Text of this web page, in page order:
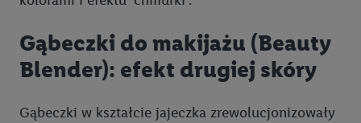
Gąbeczki do makijażu (Beauty
Blender): efekt drugiej skóry
Gąbeczki w kształcie jajeczka zrewolucjonizowały